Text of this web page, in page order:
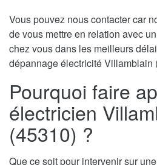
Vous pouvez nous contacter car
de vous mettre en relation avec
chez vous dans les meilleurs
dépannage électricité Villamblain
Pourquoi faire
électricien
(45310) ?
Que ce soit pour intervenir sur